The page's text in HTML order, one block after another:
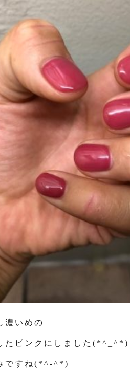
濃いめの
たピンクにしました(*^_^*)
ですね(*^-^*)